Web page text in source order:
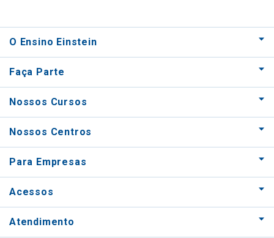
O Ensino Einstein
Faça Parte
Nossos Cursos
Nossos Centros
Para Empresas
Acessos
Atendimento